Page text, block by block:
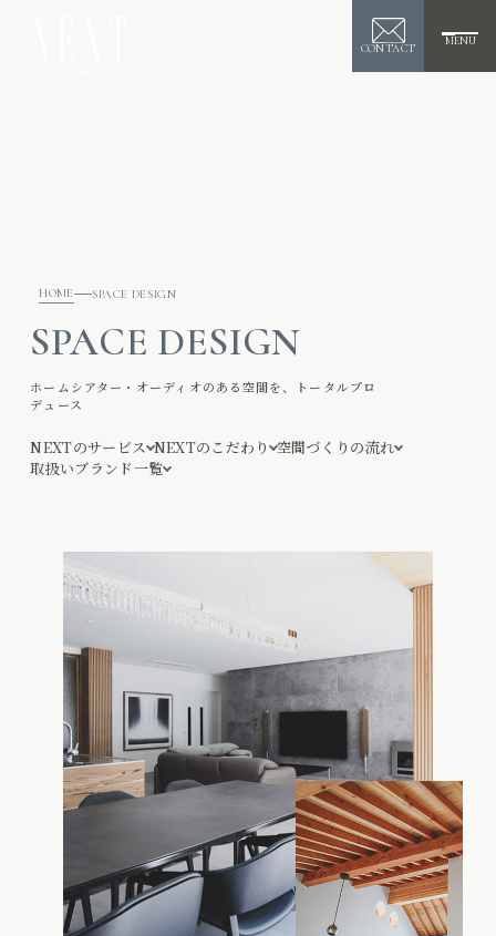
CONTACT
MENU
HOME SPACE DESIGN
SPACE DESIGN
ホームシアター・オーディオのある空間を、トータルプロ
デュース
NEXTのサービス NEXTのこだわり 空間づくりの流れ
取扱いブランド一覧